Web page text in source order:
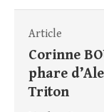
Article
Corinne
phare
Triton